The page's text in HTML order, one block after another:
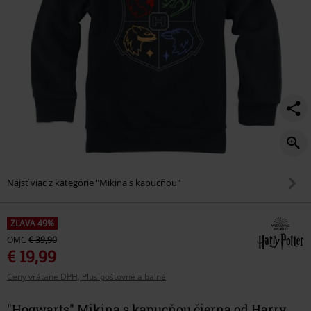
Nájsť viac z kategórie "Mikina s kapucňou"
ZĽAVA 49%
OMC € 39,90
€ 19,99
Ceny vrátane DPH, Plus poštovné a balné